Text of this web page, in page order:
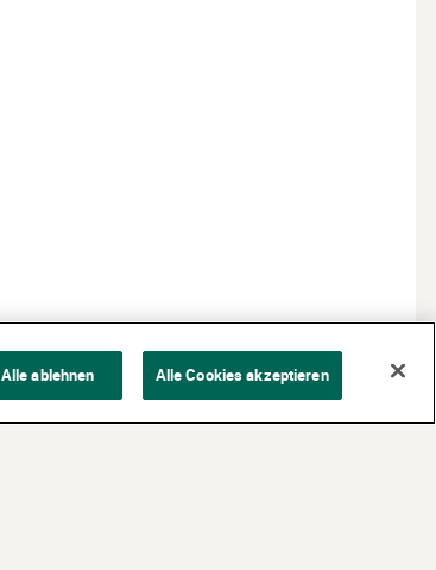
Alle ablehnen Alle Cookies akzeptieren